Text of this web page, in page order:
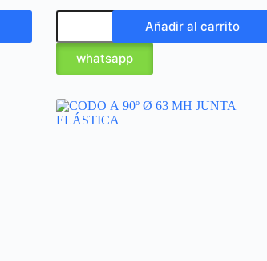
Añadir al carrito
whatsapp